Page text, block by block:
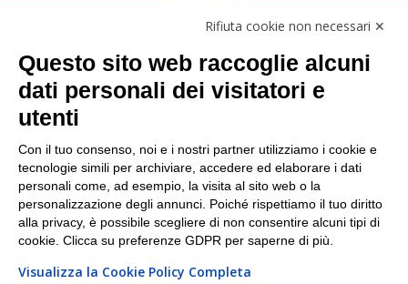
Facebook
Linkedin
I nostri punti di ritiro e spedizione pacchi nelle
maggiori città italiane
Torino|Milano|Roma|Bologna|Firenze| Genova
Napoli|Varese
Rifiuta cookie non necessari ✕
Questo sito web raccoglie alcuni
dati personali dei visitatori e
utenti
Con il tuo consenso, noi e i nostri partner utilizziamo i cookie e
tecnologie simili per archiviare, accedere ed elaborare i dati
personali come, ad esempio, la visita al sito web o la
personalizzazione degli annunci. Poiché rispettiamo il tuo diritto
alla privacy, è possibile scegliere di non consentire alcuni tipi di
cookie. Clicca su preferenze GDPR per saperne di più.
Visualizza la Cookie Policy Completa